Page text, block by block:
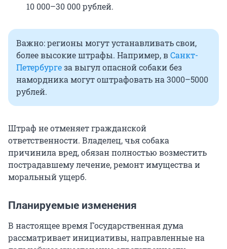
10 000–30 000 рублей.
Важно: регионы могут устанавливать свои,
более высокие штрафы. Например, вСанкт-
Петербургеза выгул опасной собаки без
намордника могут оштрафовать на 3000–5000
рублей.
Штраф не отменяет гражданской
ответственности. Владелец, чья собака
причинила вред, обязан полностью возместить
пострадавшему лечение, ремонт имущества и
моральный ущерб.
Планируемые изменения
В настоящее время Государственная дума
рассматривает инициативы, направленные на